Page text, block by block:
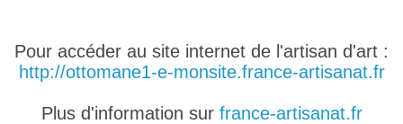
Pour accéder au site internet de l'artisan d'art :
http://ottomane1-e-monsite.france-artisanat.fr
Plus d'information sur france-artisanat.fr